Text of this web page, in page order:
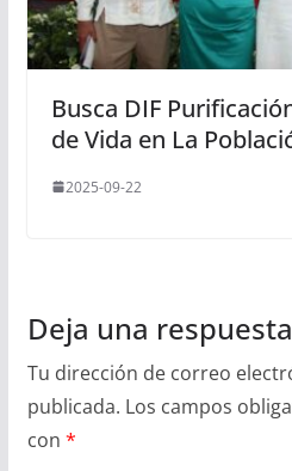
Busca DIF
de Vida en La
2025-09-22
Deja una respuesta
Tu dirección de correo
publicada. Los campos
con *